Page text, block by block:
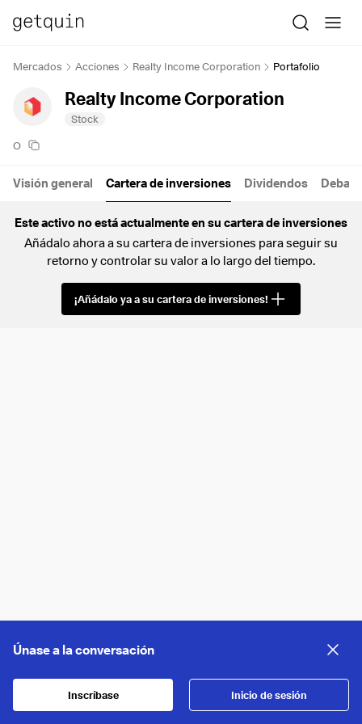
Mercados Acciones Realty Income Corporation Portafolio
Realty Income Corporation
Stock
O
Visión general Cartera de inversiones Dividendos Debate
Este activo no está actualmente en su cartera de inversiones
Añádalo ahora a su cartera de inversiones para seguir su
retorno y controlar su valor a lo largo del tiempo.
¡Añádalo ya a su cartera de inversiones!
Únase a la conversación
Inscríbase Inicio de sesión